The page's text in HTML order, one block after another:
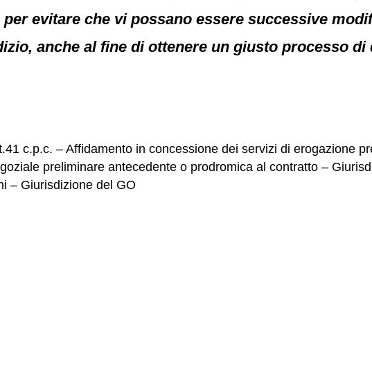
evitare che vi possano essere successive
anche al fine di ottenere un giusto processo di
c.p.c. – Affidamento in concessione dei servizi di erogazione
preliminare antecedente o prodromica al contratto –
– Giurisdizione del GO